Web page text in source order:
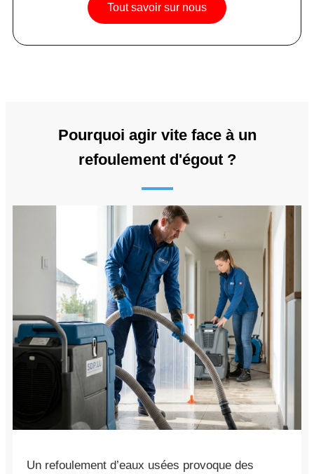
Tout savoir sur nous
Pourquoi agir vite face à un
refoulement d'égout ?
Un refoulement d’eaux usées provoque des